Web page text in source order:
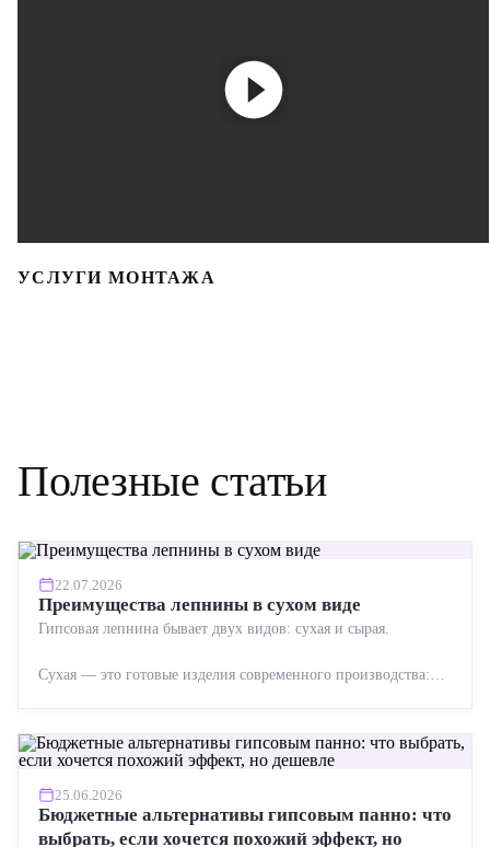
УСЛУГИ МОНТАЖА
Полезные статьи
22.07.2026
Преимущества лепнины в сухом виде
Гипсовая лепнина бывает двух видов: сухая и сырая.
Сухая — это готовые изделия современного производства:
25.06.2026
Бюджетные альтернативы гипсовым панно: что
выбрать, если хочется похожий эффект, но